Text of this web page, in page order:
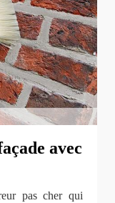
avec
pas cher qui